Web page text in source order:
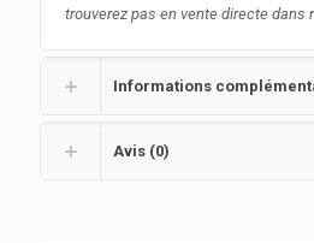
trouverez pas en vente directe dans
Informations
Avis (0)